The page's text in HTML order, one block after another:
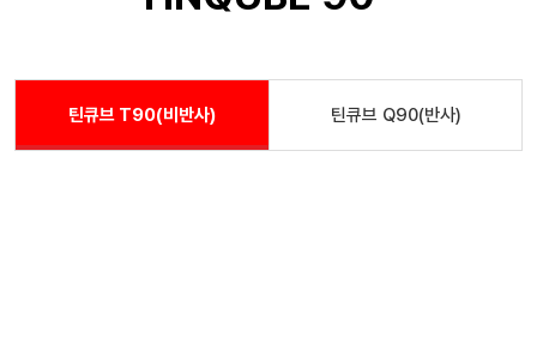
틴큐브 T90(비반사) 틴큐브 Q90(반사)